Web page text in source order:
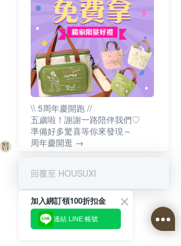
\\ 5周年慶開跑 //
五歲啦！謝謝一路陪伴我們♡
準備好多驚喜等你來發現～
周年慶開逛 →
回覆至 HOUSUXI
加入綁訂領100折扣金
連結 LINE 帳號